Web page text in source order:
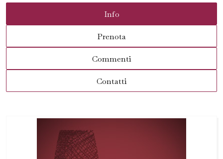
Info
Prenota
Commenti
Contatti